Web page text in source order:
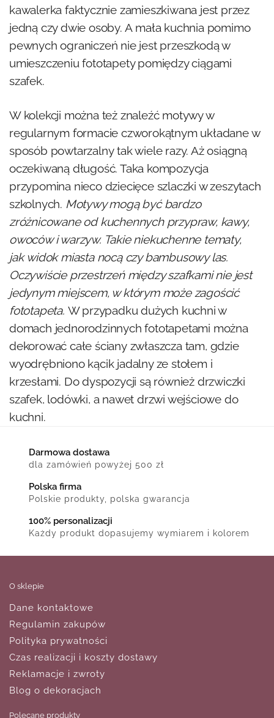
kawalerka faktycznie zamieszkiwana jest przez
jedną czy dwie osoby. A mała kuchnia pomimo
pewnych ograniczeń nie jest przeszkodą w
umieszczeniu fototapety pomiędzy ciągami
szafek.
W kolekcji można też znaleźć motywy w
regularnym formacie czworokątnym układane w
sposób powtarzalny tak wiele razy. Aż osiągną
oczekiwaną długość. Taka kompozycja
przypomina nieco dziecięce szlaczki w zeszytach
szkolnych. Motywy mogą być bardzo
zróżnicowane od kuchennych przypraw, kawy,
owoców i warzyw. Takie niekuchenne tematy,
jak widok miasta nocą czy bambusowy las.
Oczywiście przestrzeń między szafkami nie jest
jedynym miejscem, w którym może zagościć
fototapeta. W przypadku dużych kuchni w
domach jednorodzinnych fototapetami można
dekorować całe ściany zwłaszcza tam, gdzie
wyodrębniono kącik jadalny ze stołem i
krzesłami. Do dyspozycji są również drzwiczki
szafek, lodówki, a nawet drzwi wejściowe do
kuchni.
Darmowa dostawa
dla zamówień powyżej 500 zł
Polska firma
Polskie produkty, polska gwarancja
100% personalizacji
Każdy produkt dopasujemy wymiarem i kolorem
O sklepie
Dane kontaktowe
Regulamin zakupów
Polityka prywatności
Czas realizacji i koszty dostawy
Reklamacje i zwroty
Blog o dekoracjach
Polecane produkty